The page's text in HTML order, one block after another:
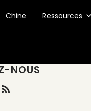
Chine Ressources
NOUS